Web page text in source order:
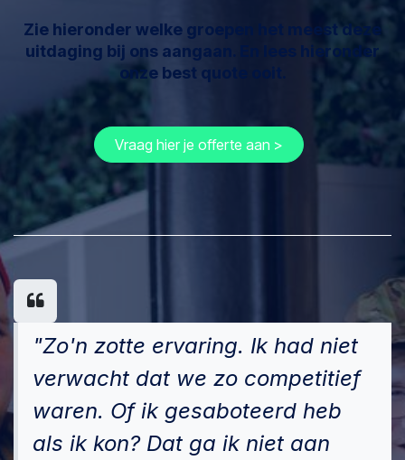
Zie hieronder welke groepen het meest deze
uitdaging bij ons aangaan. En lees hieronder
onze best quote ooit.
Vraag hier je offerte aan >
"Zo'n zotte ervaring. Ik had niet
verwacht dat we zo competitief
waren. Of ik gesaboteerd heb
als ik kon? Dat ga ik niet aan